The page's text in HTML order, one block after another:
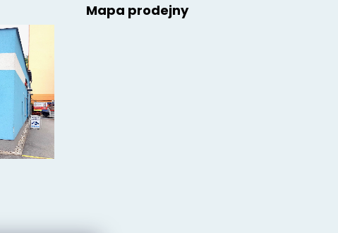
Mapa prodejny